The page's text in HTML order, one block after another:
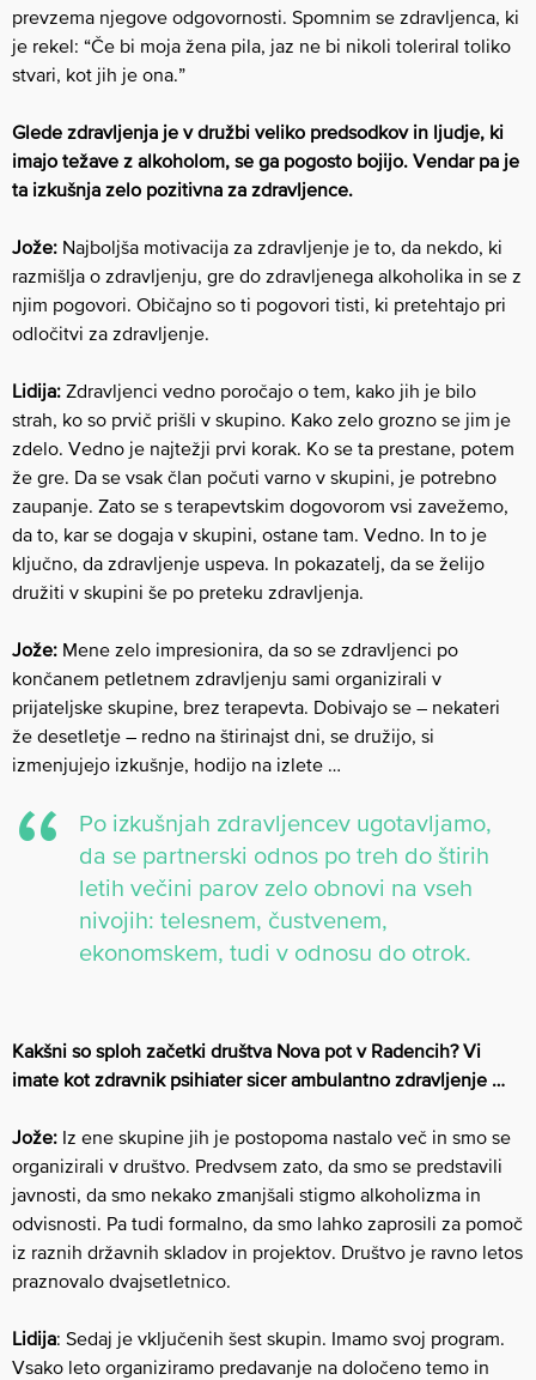
prevzema njegove odgovornosti. Spomnim se zdravljenca, ki
je rekel: “Če bi moja žena pila, jaz ne bi nikoli toleriral toliko
stvari, kot jih je ona.”
Glede zdravljenja je v družbi veliko predsodkov in ljudje, ki
imajo težave z alkoholom, se ga pogosto bojijo. Vendar pa je
ta izkušnja zelo pozitivna za zdravljence.
Jože: Najboljša motivacija za zdravljenje je to, da nekdo, ki
razmišlja o zdravljenju, gre do zdravljenega alkoholika in se z
njim pogovori. Običajno so ti pogovori tisti, ki pretehtajo pri
odločitvi za zdravljenje.
Lidija: Zdravljenci vedno poročajo o tem, kako jih je bilo
strah, ko so prvič prišli v skupino. Kako zelo grozno se jim je
zdelo. Vedno je najtežji prvi korak. Ko se ta prestane, potem
že gre. Da se vsak član počuti varno v skupini, je potrebno
zaupanje. Zato se s terapevtskim dogovorom vsi zavežemo,
da to, kar se dogaja v skupini, ostane tam. Vedno. In to je
ključno, da zdravljenje uspeva. In pokazatelj, da se želijo
družiti v skupini še po preteku zdravljenja.
Jože: Mene zelo impresionira, da so se zdravljenci po
končanem petletnem zdravljenju sami organizirali v
prijateljske skupine, brez terapevta. Dobivajo se – nekateri
že desetletje – redno na štirinajst dni, se družijo, si
izmenjujejo izkušnje, hodijo na izlete …
Po izkušnjah zdravljencev ugotavljamo,
da se partnerski odnos po treh do štirih
letih večini parov zelo obnovi na vseh
nivojih: telesnem, čustvenem,
ekonomskem, tudi v odnosu do otrok.
Kakšni so sploh začetki društva Nova pot v Radencih? Vi
imate kot zdravnik psihiater sicer ambulantno zdravljenje …
Jože: Iz ene skupine jih je postopoma nastalo več in smo se
organizirali v društvo. Predvsem zato, da smo se predstavili
javnosti, da smo nekako zmanjšali stigmo alkoholizma in
odvisnosti. Pa tudi formalno, da smo lahko zaprosili za pomoč
iz raznih državnih skladov in projektov. Društvo je ravno letos
praznovalo dvajsetletnico.
Lidija: Sedaj je vključenih šest skupin. Imamo svoj program.
Vsako leto organiziramo predavanje na določeno temo in